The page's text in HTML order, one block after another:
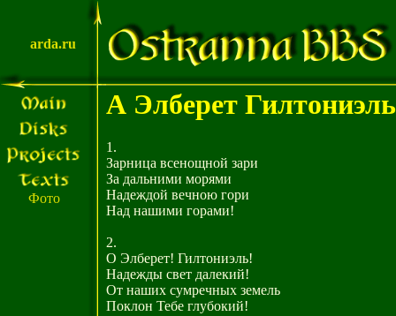
arda.ru
Фото
А Элберет Гилтониэль
1.
Зарница всенощной зари
За дальними морями
Надеждой вечною гори
Над нашими горами!
2.
О Элберет! Гилтониэль!
Надежды свет далекий!
От наших сумречных земель
Поклон Тебе глубокий!